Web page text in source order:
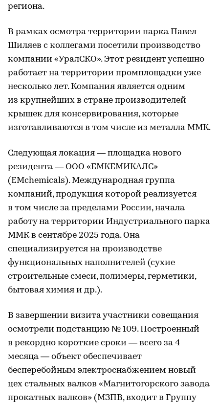
региона.
В рамках осмотра территории парка Павел
Шиляев с коллегами посетили производство
компании «УралСКО». Этот резидент успешно
работает на территории промплощадки уже
несколько лет. Компания является одним
из крупнейших в стране производителей
крышек для консервирования, которые
изготавливаются в том числе из металла ММК.
Следующая локация — площадка нового
резидента — ООО «ЕМКЕМИКАЛС»
(EMchemicals). Международная группа
компаний, продукция которой реализуется
в том числе за пределами России, начала
работу на территории Индустриального парка
ММК в сентябре 2025 года. Она
специализируется на производстве
функциональных наполнителей (сухие
строительные смеси, полимеры, герметики,
бытовая химия и др.).
В завершении визита участники совещания
осмотрели подстанцию № 109. Построенный
в рекордно короткие сроки — всего за 4
месяца — объект обеспечивает
бесперебойным электроснабжением новый
цех стальных валков «Магнитогорского завода
прокатных валков» (МЗПВ, входит в Группу